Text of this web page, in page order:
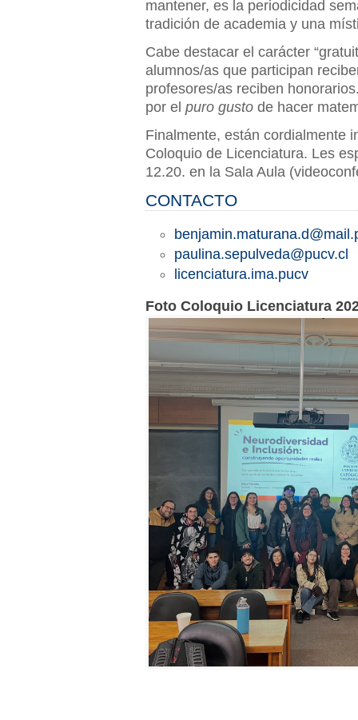
mantener, es la periodicidad
tradición de academia y una
Cabe destacar el carácter
alumnos/as que participan
profesores/as reciben
por el puro gusto de hacer
Finalmente, están cordialmente
Coloquio de Licenciatura. Les
12.20. en la Sala Aula
CONTACTO
paulina.sepulveda@pucv.cl
licenciatura.ima.pucv
Foto Coloquio Licenciatura